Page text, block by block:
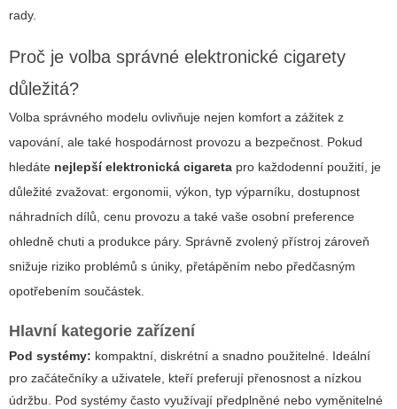
rady.
Proč je volba správné elektronické cigarety
důležitá?
Volba správného modelu ovlivňuje nejen komfort a zážitek z
vapování, ale také hospodárnost provozu a bezpečnost. Pokud
hledáte nejlepší elektronická cigareta pro každodenní použití, je
důležité zvažovat: ergonomii, výkon, typ výparníku, dostupnost
náhradních dílů, cenu provozu a také vaše osobní preference
ohledně chuti a produkce páry. Správně zvolený přístroj zároveň
snižuje riziko problémů s úniky, přetápěním nebo předčasným
opotřebením součástek.
Hlavní kategorie zařízení
Pod systémy: kompaktní, diskrétní a snadno použitelné. Ideální
pro začátečníky a uživatele, kteří preferují přenosnost a nízkou
údržbu. Pod systémy často využívají předplněné nebo vyměnitelné